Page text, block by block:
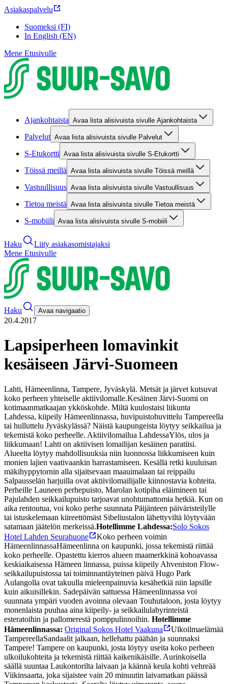
Asiakaspalvelu
Suomeksi (FI)
In English (EN)
Mene Etusivulle
Ajankohtaista Avaa lista alisivuista sivulle Ajankohtaista
Palvelut Avaa lista alisivuista sivulle Palvelut
S-Etukortti Avaa lista alisivuista sivulle S-Etukortti
Töissä meillä Avaa lista alisivuista sivulle Töissä meillä
Vastuullisuus Avaa lista alisivuista sivulle Vastuullisuus
Tietoa meistä Avaa lista alisivuista sivulle Tietoa meistä
S-mobiili Avaa lista alisivuista sivulle S-mobiili
Haku
Liity asiakasomistajaksi
Mene Etusivulle
Haku Avaa navigaatio
20.4.2017
Lapsiperheen lomavinkit
kesäiseen Järvi-Suomeen
Lahti, Hämeenlinna, Tampere, Jyväskylä. Metsät ja järvet kutsuvat
koko perheen yhteiselle aktiivilomalle.Kesäinen Järvi-Suomi on
kotimaanmatkaajan ykköskohde. Miltä kuulostaisi liikunta
Lahdessa, kiipeily Hämeenlinnassa, huvipuistohuvittelu Tampereella
tai hulluttelu Jyväskylässä? Näistä kaupungeista löytyy seikkailua ja
tekemistä koko perheelle. Aktiivilomailua LahdessaYlös, ulos ja
liikkumaan! Lahti on aktiivisen lomailijan kesäinen paratiisi.
Alueelta löytyy mahdollisuuksia niin luonnossa liikkumiseen kuin
monien lajien vaativaankin harrastamiseen. Kesällä retki kuuluisan
mäkihyppytornin alla sijaitsevaan maauimalaan tai reippailu
Salpausselän harjuilla ovat aktiivilomailijalle kiinnostavia kohteita.
Perheille Launeen perhepuisto, Marolan kotipiha eläimineen tai
Pajulahden seikkailupuisto tarjoavat unohtumattomia hetkiä. Kun on
aika rentoutua, voi koko perhe suunnata Päijänteen päiväristeilylle
tai istuskelemaan kiireettömäst Sibeliustalon lähettyviltä löytyvään
satamaan jäätelön merkeissä.Hotellimme Lahdessa:Solo Sokos
Hotel Lahden Seurahuone
Koko perheen voimin
HämeenlinnassaHämeenlinna on kaupunki, jossa tekemistä riittää
koko perheelle. Opastettu kierros alueen maamerkkinä kohoavassa
keskiaikaisessa Hämeen linnassa, puissa kiipeily Ahveniston Flow-
seikkailupuistossa tai toiminnantäyteinen päivä Hugo Park
Aulangolla ovat takuulla mieleenpainuvia kesähetkiä niin lapsille
kuin aikuisillekin. Sadepäivän sattuessa Hämeenlinnassa voi
suunnata ympäri vuoden avoinna olevaan Touhutaloon, josta löytyy
monenlaista puuhaa aina kiipeily- ja seikkailulabyrinteistä
esteratoihin ja pallomerestä pomppulinnoihin. Hotellimme
Hämeenlinnassa: Original Sokos Hotel Vaakuna
Ulkoilmaelämää
TampereellaSandaalit jalkaan, hellehattu päähän ja suunnaksi
Tampere! Tampere on kaupunki, josta löytyy useita koko perheen
ulkoilukohteita ja tekemistä riittää kaikenikäisille. Aurinkoisella
säällä suuntaa Laukontorilta laivaan ja käännä keula kohti vehreää
Viikinsaarta, joka sijaistee vain 20 minuutin laivamatkan päässä